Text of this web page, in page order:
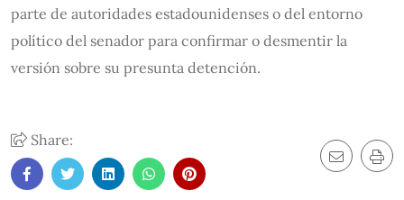
parte de autoridades estadounidenses o del entorno
político del senador para confirmar o desmentir la
versión sobre su presunta detención.
Share: